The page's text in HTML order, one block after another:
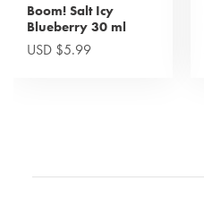
Boom! Salt Icy
Blueberry 30 ml
USD $5.99